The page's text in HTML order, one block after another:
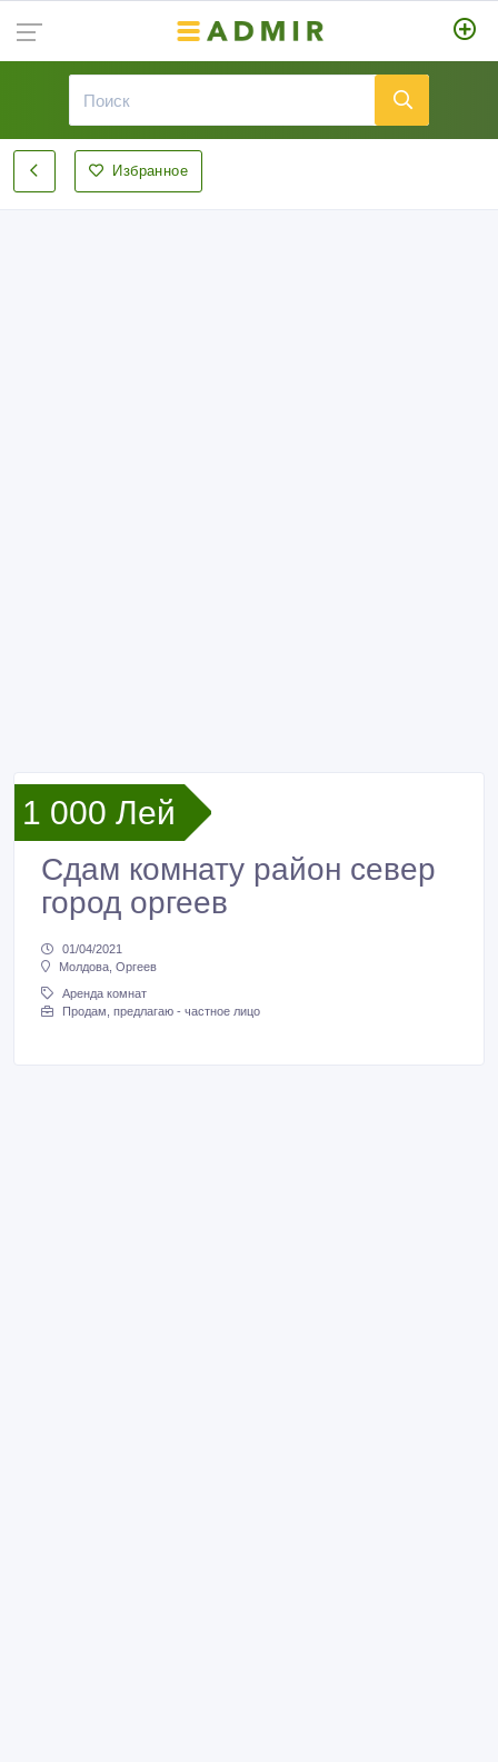
Избранное
1 000 Лей
Сдам комнату район север
город оргеев
01/04/2021
Молдова, Оргеев
Аренда комнат
Продам, предлагаю - частное лицо